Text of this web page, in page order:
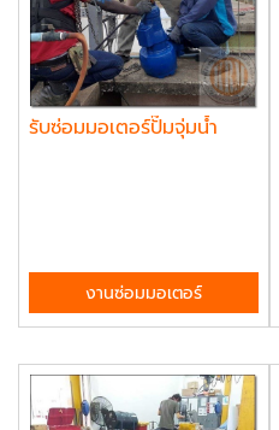
รับซ่อมมอเตอร์ปั๊มจุ่มน้ำ
งานซ่อมมอเตอร์